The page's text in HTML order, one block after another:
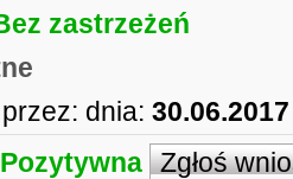
zastrzeżeń
dnia:
Pozytywna Zgłoś